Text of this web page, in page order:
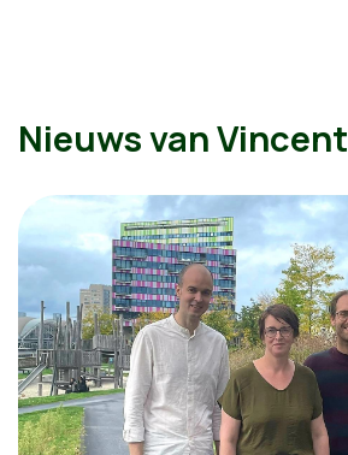
Nieuws van Vincent